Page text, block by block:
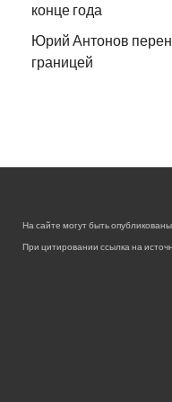
конце года
Юрий Антонов
границей
На сайте могут быть
При цитировании ссылка на